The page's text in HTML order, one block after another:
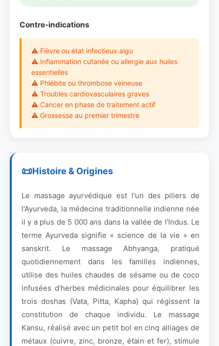
Contre-indications
⚠ Fièvre ou état infectieux aigu
⚠ Inflammation cutanée ou allergie aux huiles
essentielles
⚠ Phlébite ou thrombose veineuse
⚠ Troubles cardiovasculaires graves
⚠ Cancer en phase de traitement actif
⚠ Grossesse au premier trimestre
Histoire & Origines
Le massage ayurvédique est l'un des piliers de
l'Ayurveda, la médecine traditionnelle indienne née
il y a plus de 5 000 ans dans la vallée de l'Indus. Le
terme Ayurveda signifie « science de la vie » en
sanskrit. Le massage Abhyanga, pratiqué
quotidiennement dans les familles indiennes,
utilise des huiles chaudes de sésame ou de coco
infusées d'herbes médicinales pour équilibrer les
trois doshas (Vata, Pitta, Kapha) qui régissent la
constitution de chaque individu. Le massage
Kansu, réalisé avec un petit bol en cinq alliages de
métaux (cuivre, zinc, bronze, étain et fer), stimule